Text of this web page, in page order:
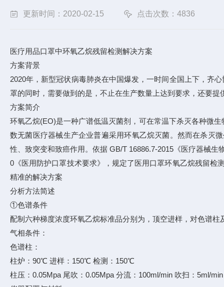
更新时间：2020-02-15 点击次数：4836
医疗用品口罩中环氧乙烷残留检测解决方案
方案背景
2020年，新型冠状病毒肺炎在中国爆发，一时间全国上下，齐
罩的同时，需要做到的是，不止在生产数量上达到要求，还要
方案简介
环氧乙烷(EO)是一种广谱低温灭菌剂，可在常温下杀灭各种微
数无菌医疗器械生产企业普遍采用环氧乙烷灭菌。然而在杀灭
性、致突变和致癌作用。依据 GB/T 16886.7-2015《医疗器械
0《医用防护口罩技术要求》，规定了医用口罩环氧乙烷残留检
精准的解决方案
分析方法简述
①色谱条件
配制六种梯度浓度环氧乙烷标准品分别为，顶空进样，对色谱
气相条件：
色谱柱：
柱炉：90℃ 进样：150℃ 检测：150℃
柱压：0.05Mpa 尾吹：0.05Mpa 分流：100ml/min 吹扫：5ml/min